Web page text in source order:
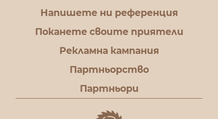
Напишете ни референция
Поканете своите приятели
Рекламна кампания
Партньорство
Партньори